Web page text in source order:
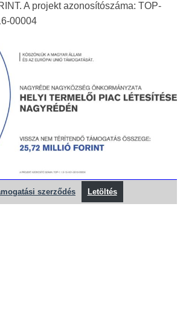
A projekt azonosítószáma: TOP-
00004
szerződés Letöltés